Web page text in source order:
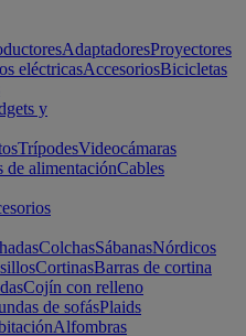
AdaptadoresProyectores
eléctricasAccesoriosBicicletas
y
TrípodesVideocámaras
de alimentaciónCables
ColchasSábanasNórdicos
CortinasBarras de cortina
Cojín con relleno
de sofásPlaids
Alfombras